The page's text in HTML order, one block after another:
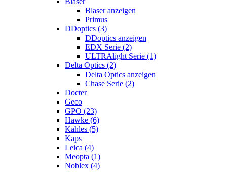
Blaser anzeigen
Primus
DDoptics (3)
DDoptics anzeigen
EDX Serie (2)
ULTRAlight Serie (1)
Delta Optics (2)
Delta Optics anzeigen
Chase Serie (2)
Docter
Geco
GPO (23)
Hawke (6)
Kahles (5)
Kaps
Leica (4)
Meopta (1)
Noblex (4)